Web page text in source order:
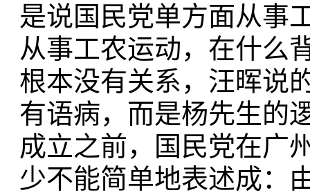
是说国民党单方面从事
从事工农运动，在什么
根本没有关系，汪晖说
有语病，而是杨先生的
成立之前，国民党在广
少不能简单地表述成：